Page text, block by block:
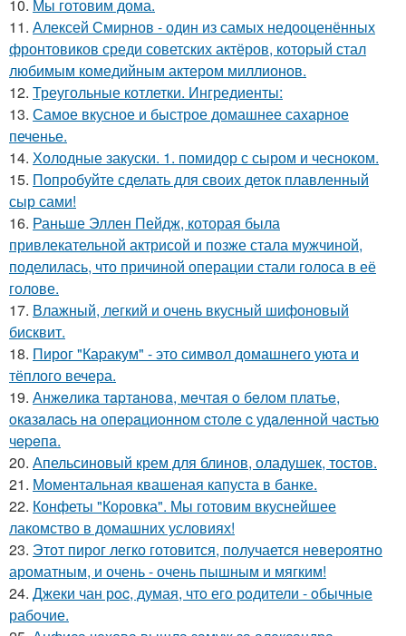
10. Мы готовим дома.
11. Алексей Смирнов - один из самых недооценённых
фронтовиков среди советских актёров, который стал
любимым комедийным актером миллионов.
12. Треугольные котлетки. Ингредиенты:
13. Самое вкусное и быстрое домашнее сахарное
печенье.
14. Холодные закуски. 1. помидор с сыром и чесноком.
15. Попробуйте сделать для своих деток плавленный
сыр сами!
16. Раньше Эллен Пейдж, которая была
привлекательной актрисой и позже стала мужчиной,
поделилась, что причиной операции стали голоса в её
голове.
17. Влажный, легкий и очень вкусный шифоновый
бисквит.
18. Пирог "Каpакум" - это символ домашнего уюта и
тёплого вечера.
19. Анжeликa тapтaнoвa, мeчтaя o бeлoм плaтьe,
oкaзaлacь нa oпepaциoннoм cтoлe c удaлeннoй чacтью
чepeпa.
20. Апельсиновый крем для блинов, оладушек, тостов.
21. Моментальная квашеная капуста в банке.
22. Конфеты "Коровка". Мы готовим вкуснейшее
лакомство в домашних условиях!
23. Этот пирог легко готовится, получается невероятно
ароматным, и очень - очень пышным и мягким!
24. Джеки чан рoc, думая, чтo егo рoдители - oбычные
рабoчие.